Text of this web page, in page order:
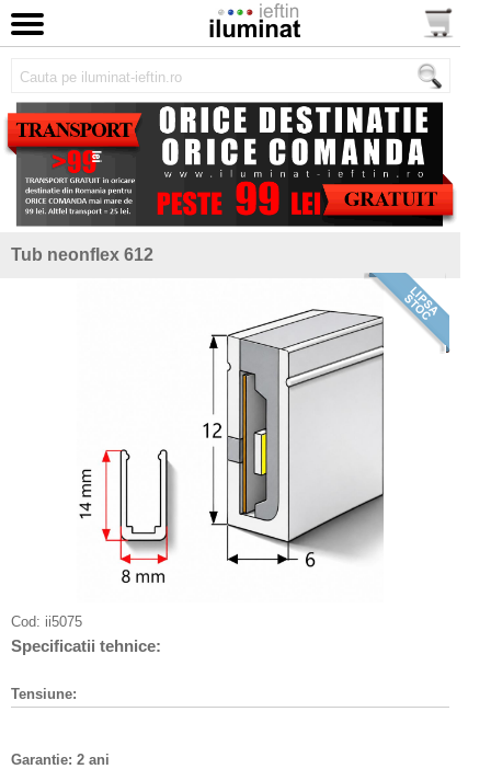
Tub neonflex 612
Cod: ii5075
Specificatii tehnice:
Tensiune:
Garantie: 2 ani